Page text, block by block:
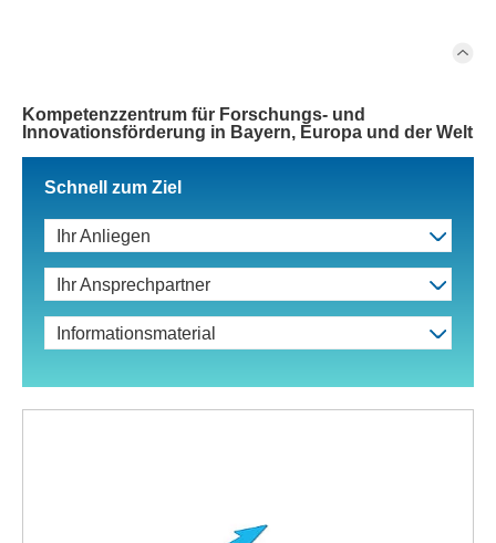
Kompetenzzentrum für Forschungs- und
Innovationsförderung in Bayern, Europa und der Welt
Schnell zum Ziel
Ihr Anliegen
Ihr Ansprechpartner
Informationsmaterial